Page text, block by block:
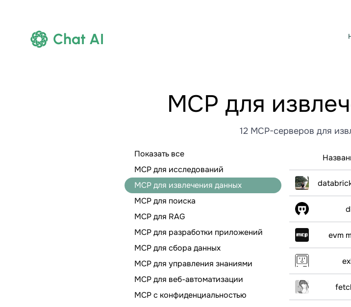
Chat AI
МСР для
12 MCP-серверов для
Показать все
МСР для исследований
МСР для извлечения данных
МСР для поиска
МСР для RAG
МСР для разработки приложений
МСР для сбора данных
МСР для управления знаниями
МСР для веб-автоматизации
МСР с конфиденциальностью
evm